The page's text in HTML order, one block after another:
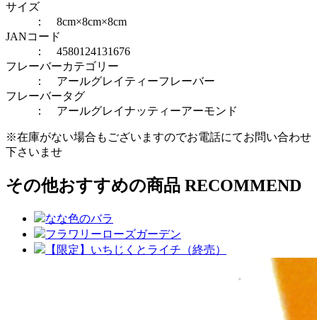
サイズ
： 8cm×8cm×8cm
JANコード
： 4580124131676
フレーバーカテゴリー
： アールグレイティーフレーバー
フレーバータグ
： アールグレイナッティーアーモンド
※在庫がない場合もございますのでお電話にてお問い合わせ
下さいませ
その他おすすめの商品 RECOMMEND
なな色のバラ
フラワリーローズガーデン
【限定】いちじくとライチ（終売）